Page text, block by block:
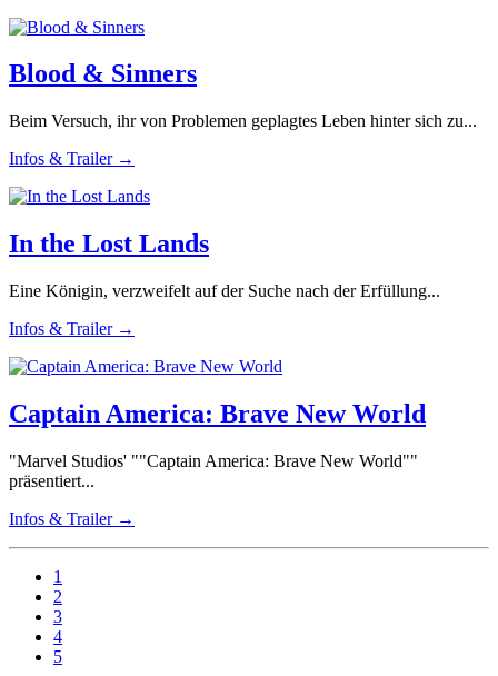
Blood & Sinners
Beim Versuch, ihr von Problemen geplagtes Leben hinter sich zu...
Infos & Trailer →
In the Lost Lands
Eine Königin, verzweifelt auf der Suche nach der Erfüllung...
Infos & Trailer →
Captain America: Brave New World
"Marvel Studios' ""Captain America: Brave New World""
präsentiert...
Infos & Trailer →
1
2
3
4
5